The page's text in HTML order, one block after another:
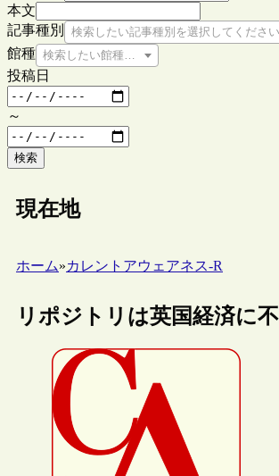
本文
記事種別
検索したい記事種別を選択してください
館種 検索したい館種を選択してください
投稿日
～
検索
現在地
ホーム»カレントアウェアネス-R
リポジトリは英国経済に